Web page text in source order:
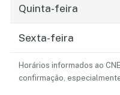
Quinta-feira
Sexta-feira
Horários informados ao
confirmação,